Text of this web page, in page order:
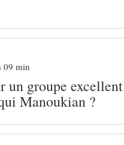
09 min
un groupe
Manoukian ?